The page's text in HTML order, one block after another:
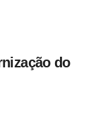
do